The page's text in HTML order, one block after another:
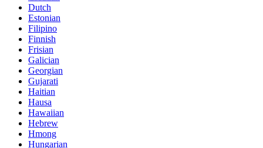
Dutch
Estonian
Filipino
Finnish
Frisian
Galician
Georgian
Gujarati
Haitian
Hausa
Hawaiian
Hebrew
Hmong
Hungarian